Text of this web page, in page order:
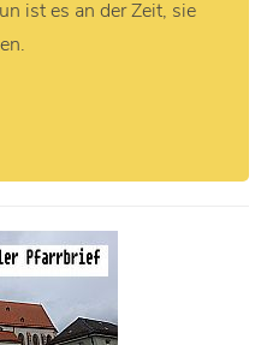
ist es an der Zeit, sie